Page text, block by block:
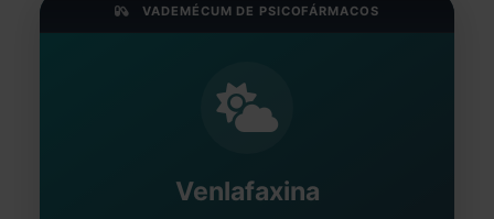
VADEMÉCUM DE PSICOFÁRMACOS
Venlafaxina